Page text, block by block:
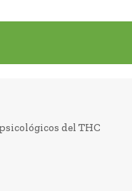
del THC